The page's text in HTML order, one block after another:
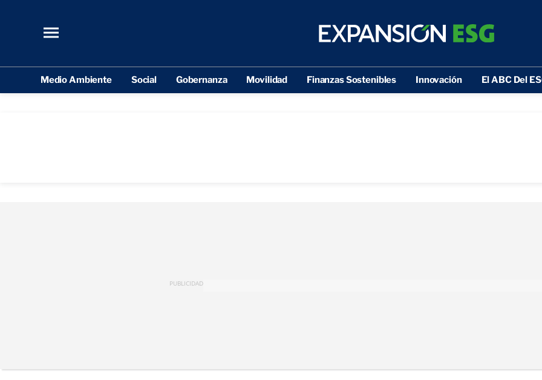
Medio Ambiente Social Gobernanza Movilidad Finanzas Sostenibles Innovación El ABC Del
PUBLICIDAD